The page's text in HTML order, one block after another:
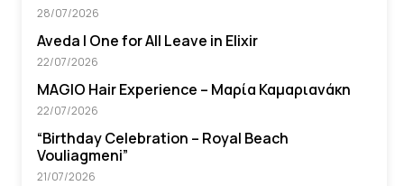
28/07/2026
Aveda I One for All Leave in Elixir
22/07/2026
MAGIO Hair Experience – Μαρία Καμαριανάκη
22/07/2026
“Βirthday Celebration – Royal Beach
Vouliagmeni”
21/07/2026